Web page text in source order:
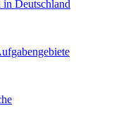
Deutschland